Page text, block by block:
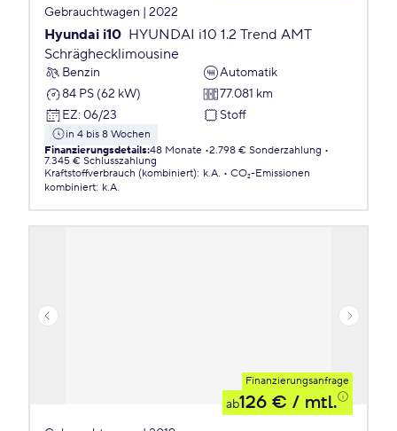
Gebrauchtwagen | 2022
Hyundai i10 HYUNDAI i10 1.2 Trend AMT
Schräghecklimousine
Benzin
Automatik
84 PS (62 kW)
77.081 km
EZ: 06/23 Stoff
in 4 bis 8 Wochen
Finanzierungsdetails:48 Monate 2.798 € Sonderzahlung
7.345 € Schlusszahlung
Kraftstoffverbrauch (kombiniert): k.A.
CO₂-Emissionen
kombiniert: k.A.
Finanzierungsanfrage
ab126 € / mtl.